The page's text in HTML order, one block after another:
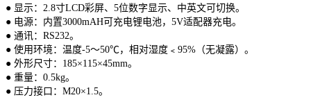
● 显示：2.8寸LCD彩屏、5位数字显示、中英文可切换。
● 电源：内置3000mAH可充电锂电池，5V适配器充电。
● 通讯：RS232。
● 使用环境：温度-5～50℃，相对湿度﹤95%（无凝露）。
● 外形尺寸：185×115×45mm。
● 重量：0.5kg。
● 压力接口：M20×1.5。